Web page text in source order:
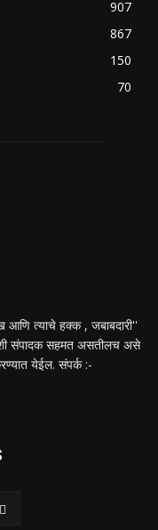
907
867
150
70
त्याचे हक्क , जबाबदारी''
संपादक सहमत असतीलच असे
येईल. संपर्क :-